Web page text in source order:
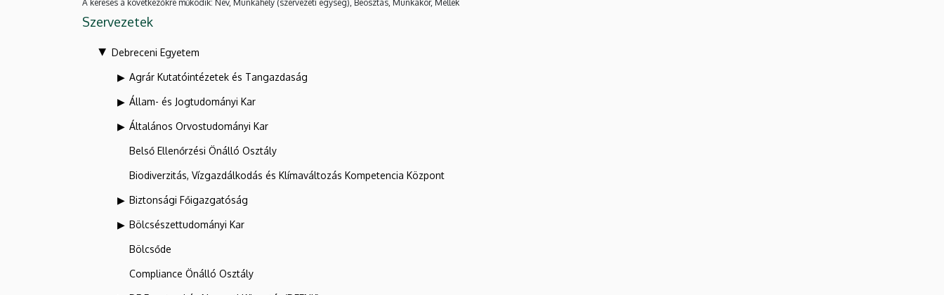
A keresés a következőkre működik: Név, Munkahely (szervezeti egység), Beosztás, Munkakör, Mellék
Szervezetek
Debreceni Egyetem
Agrár Kutatóintézetek és Tangazdaság
Állam- és Jogtudományi Kar
Általános Orvostudományi Kar
Belső Ellenőrzési Önálló Osztály
Biodiverzitás, Vízgazdálkodás és Klímaváltozás Kompetencia Központ
Biztonsági Főigazgatóság
Bölcsészettudományi Kar
Bölcsőde
Compliance Önálló Osztály